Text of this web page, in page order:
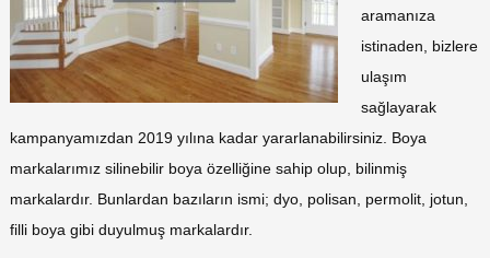
aramanıza
istinaden, bizlere
ulaşım
sağlayarak
kampanyamızdan 2019 yılına kadar yararlanabilirsiniz. Boya
markalarımız silinebilir boya özelliğine sahip olup, bilinmiş
markalardır. Bunlardan bazıların ismi; dyo, polisan, permolit, jotun,
filli boya gibi duyulmuş markalardır.